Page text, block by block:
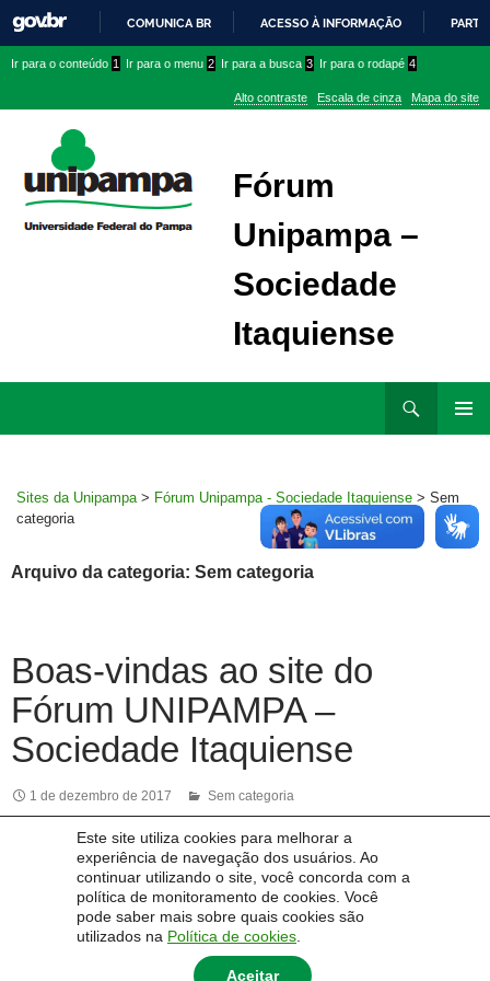
Este site utiliza cookies para melhorar a
experiência de navegação dos usuários. Ao
continuar utilizando o site, você concorda com a
política de monitoramento de cookies. Você
pode saber mais sobre quais cookies são
utilizados na Política de cookies
Aceitar
PARA
CONTEÚDO
COMUNICA BR ACESSO À INFORMAÇÃO
conteúdo
menu
superior
menu
Ir para o conteúdo 1 Ir para o menu 2 Ir para a busca 3 Ir para o rodapé 4
Alto contraste Escala de cinza Mapa do site
Fórum
Unipampa –
Sociedade
Itaquiense
Sites da Unipampa > Fórum Unipampa - Sociedade Itaquiense > Sem
categoria
Arquivo da categoria: Sem categoria
Boas-vindas ao site do
Fórum UNIPAMPA –
Sociedade Itaquiense
1 de dezembro de 2017 Sem categoria
Bem-vindo(a) ao nosso site!
As opções de navegação encontram-se no menu principal
(coluna à esquerda).